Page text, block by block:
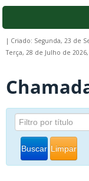
| Criado: Segunda, 23 de
Terça, 28 de Julho de
Buscar Limpar